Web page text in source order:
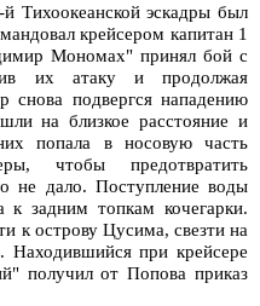
Тихоокеанской эскадры был
крейсером капитан 1
Мономах" принял бой с
их атаку и продолжая
снова подвергся нападению
на близкое расстояние и
попала в носовую часть
чтобы предотвратить
не дало. Поступление воды
задним топкам кочегарки.
к острову Цусима, свезти на
Находившийся при крейсере
получил от Попова приказ